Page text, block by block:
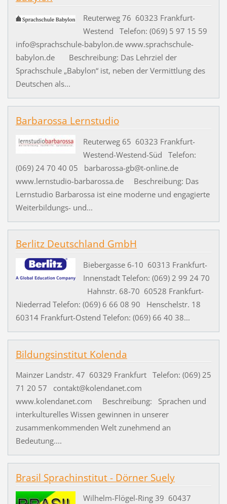
Reuterweg 76 60323 Frankfurt-
Westend Telefon: (069) 5 97 15 59
info@sprachschule-babylon.de www.sprachschule-
babylon.de Beschreibung: Das Lehrziel der
Sprachschule „Babylon“ ist, neben der Vermittlung des
Deutschen als...
Barbarossa Lernstudio
Reuterweg 65 60323 Frankfurt-
Westend-Westend-Süd Telefon:
(069) 24 70 40 05 barbarossa-gb@t-online.de
www.lernstudio-barbarossa.de Beschreibung: Das
Lernstudio Barbarossa ist eine moderne und engagierte
Weiterbildungs- und...
Berlitz Deutschland GmbH
Biebergasse 6-10 60313 Frankfurt-
Innenstadt Telefon: (069) 2 99 24 70
Hahnstr. 68-70 60528 Frankfurt-
Niederrad Telefon: (069) 6 66 08 90 Henschelstr. 18
60314 Frankfurt-Ostend Telefon: (069) 66 40 38...
Bildungsinstitut Kolenda
Mainzer Landstr. 47 60329 Frankfurt Telefon: (069) 25
71 20 57 contakt@kolendanet.com
www.kolendanet.com Beschreibung: Sprachen und
interkulturelles Wissen gewinnen in unserer
zusammenkommenden Welt zunehmend an
Bedeutung....
Brasil Sprachinstitut - Dörner Suely
Wilhelm-Flögel-Ring 39 60437